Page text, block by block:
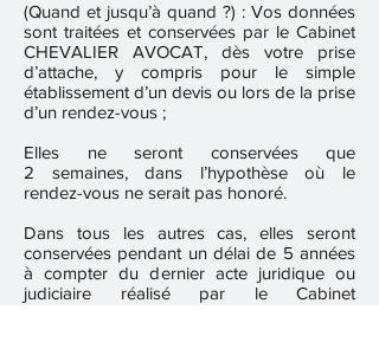
(Quand et jusqu’à quand ?) : Vos données
sont traitées et conservées par le Cabinet
CHEVALIER AVOCAT, dès votre prise
d’attache, y compris pour le simple
établissement d’un devis ou lors de la prise
d’un rendez-vous ;
Elles ne seront conservées que
2 semaines, dans l’hypothèse où le
rendez-vous ne serait pas honoré.
Dans tous les autres cas, elles seront
conservées pendant un délai de 5 années
à compter du dernier acte juridique ou
judiciaire réalisé par le Cabinet